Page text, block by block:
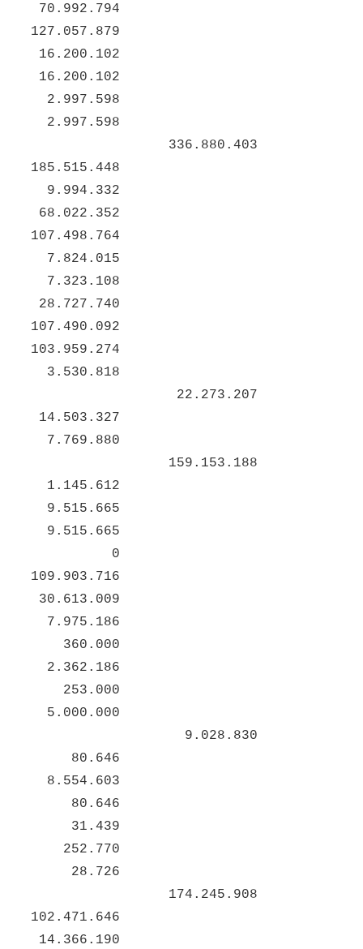
70.992.794
127.057.879
16.200.102
16.200.102
2.997.598
2.997.598
336.880.403
185.515.448
9.994.332
68.022.352
107.498.764
7.824.015
7.323.108
28.727.740
107.490.092
103.959.274
3.530.818
22.273.207
14.503.327
7.769.880
159.153.188
1.145.612
9.515.665
9.515.665
0
109.903.716
30.613.009
7.975.186
360.000
2.362.186
253.000
5.000.000
9.028.830
80.646
8.554.603
80.646
31.439
252.770
28.726
174.245.908
102.471.646
14.366.190